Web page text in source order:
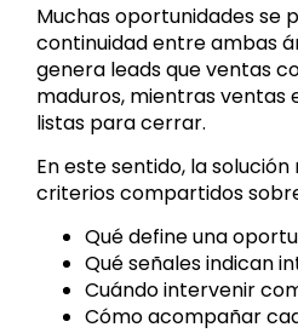
Muchas oportunidades se
continuidad entre ambas
genera leads que ventas
maduros, mientras ventas
listas para cerrar.
En este sentido, la
criterios compartidos
Qué define una
Qué señales indican
Cuándo intervenir
Cómo acompañar